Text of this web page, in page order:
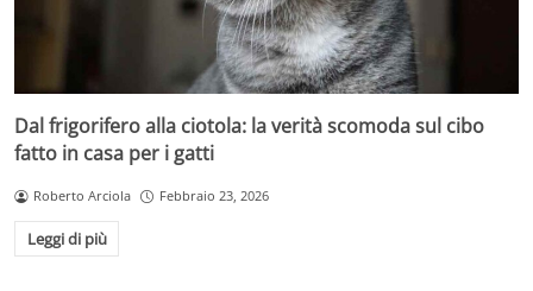
Dal frigorifero alla ciotola: la verità scomoda sul cibo
fatto in casa per i gatti
Roberto Arciola Febbraio 23, 2026
Leggi di più